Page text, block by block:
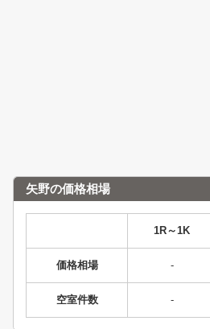
矢野の価格相場
1R～1K
価格相場 -
空室件数 -